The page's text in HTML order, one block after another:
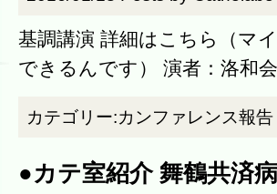
基調講演 詳細はこちら（マ
できるんです） 演者：洛和
カテゴリー:カンファレンス報告
●カテ室紹介 舞鶴共済